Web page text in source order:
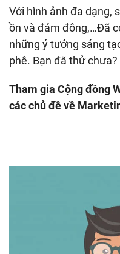
Với hình ảnh đa dạng,
ồn và đám đông,…Đã
những ý tưởng sáng
phê. Bạn đã thử chưa?
Tham gia Cộng đồng
các chủ đề về